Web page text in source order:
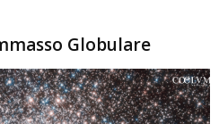
Globulare